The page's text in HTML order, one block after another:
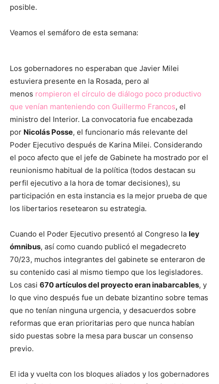
posible.
Veamos el semáforo de esta semana:
Los gobernadores no esperaban que Javier Milei
estuviera presente en la Rosada, pero al
menos rompieron el círculo de diálogo poco productivo
que venían manteniendo con Guillermo Francos, el
ministro del Interior. La convocatoria fue encabezada
por Nicolás Posse, el funcionario más relevante del
Poder Ejecutivo después de Karina Milei. Considerando
el poco afecto que el jefe de Gabinete ha mostrado por el
reunionismo habitual de la política (todos destacan su
perfil ejecutivo a la hora de tomar decisiones), su
participación en esta instancia es la mejor prueba de que
los libertarios resetearon su estrategia.
Cuando el Poder Ejecutivo presentó al Congreso la ley
ómnibus, así como cuando publicó el megadecreto
70/23, muchos integrantes del gabinete se enteraron de
su contenido casi al mismo tiempo que los legisladores.
Los casi 670 artículos del proyecto eran inabarcables, y
lo que vino después fue un debate bizantino sobre temas
que no tenían ninguna urgencia, y desacuerdos sobre
reformas que eran prioritarias pero que nunca habían
sido puestas sobre la mesa para buscar un consenso
previo.
El ida y vuelta con los bloques aliados y los gobernadores